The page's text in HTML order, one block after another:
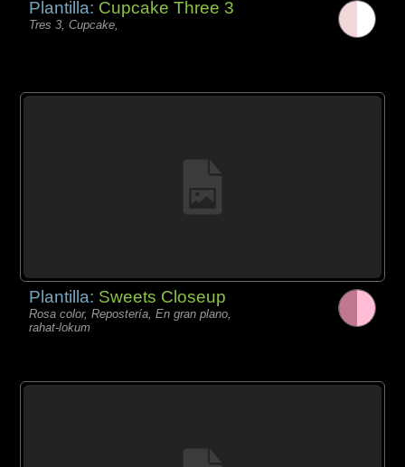
Plantilla: Cupcake Three 3
Tres 3, Cupcake,
Plantilla: Sweets Closeup
Rosa color, Repostería, En gran plano,
rahat-lokum